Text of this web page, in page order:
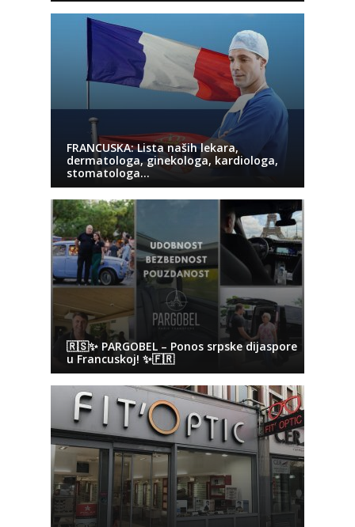
FRANCUSKA: Lista naših lekara,
dermatologa, ginekologa, kardiologa,
stomatologa…
🇷🇸✨ PARGOBEL – Ponos srpske dijaspore
u Francuskoj! ✨🇫🇷